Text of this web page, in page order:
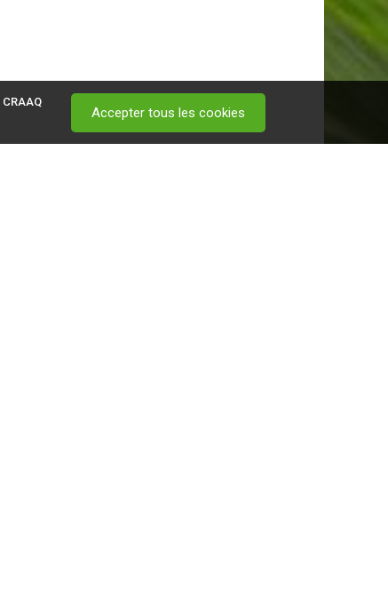
CRAAQ
Accepter tous les cookies